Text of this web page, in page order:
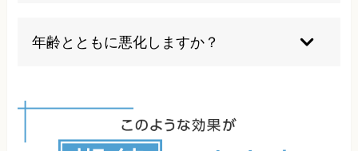
に留まることが多く、根本的な解決には専門的な
アプローチが必要です。
年齢とともに悪化しますか？
く改善可能ですが、放置すると加齢とともに症状
が悪化する傾向があります。